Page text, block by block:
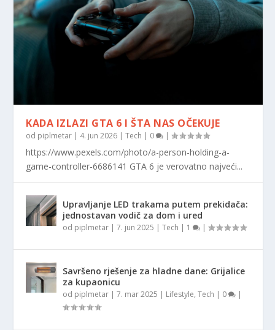
KADA IZLAZI GTA 6 I ŠTA NAS OČEKUJE
od piplmetar | 4. jun 2026 |Tech | 0 |
https://www.pexels.com/photo/a-person-holding-a-
game-controller-6686141 GTA 6 je verovatno najveći...
Upravljanje LED trakama putem prekidača:
jednostavan vodič za dom i ured
od piplmetar |7. jun 2025 |Tech | 1 |
Savršeno rješenje za hladne dane: Grijalice
za kupaonicu
od piplmetar |7. mar 2025 | Lifestyle,Tech | 0 |